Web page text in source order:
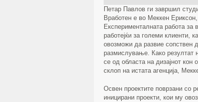
Петар Павлов ги завршил
Вработен е во Меккен
Експерименталната работа за
работејќи за големи клиенти,
овозможи да развие сопствен
размислување. Како резултат
се од областа на дизајнот кон
склоп на истата агенција,
Освен проектите поврзани со
иницирани проекти, кои му